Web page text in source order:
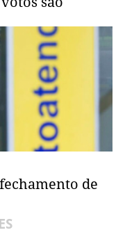
de